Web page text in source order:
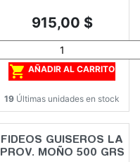
Precio
915,00 $
 AÑADIR AL CARRITO
19 Últimas unidades en stock
FIDEOS GUISEROS LA
PROV. MOÑO 500 GRS